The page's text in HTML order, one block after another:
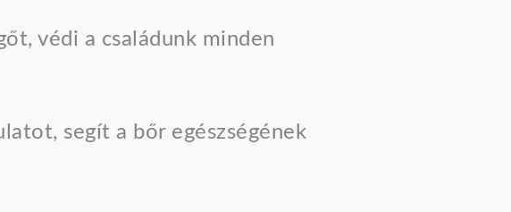
védi a családunk minden
segít a bőr egészségének